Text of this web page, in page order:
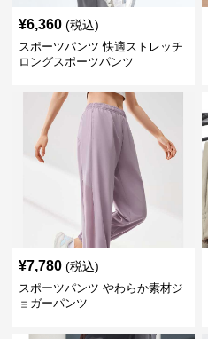
¥6,360 (税込)
スポーツパンツ 快適ストレッチ
ロングスポーツパンツ
¥7,780 (税込)
スポーツパンツ やわらか素材ジ
ョガーパンツ